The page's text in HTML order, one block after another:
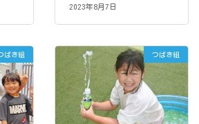
2023年8月7日
ばき組 つばき組